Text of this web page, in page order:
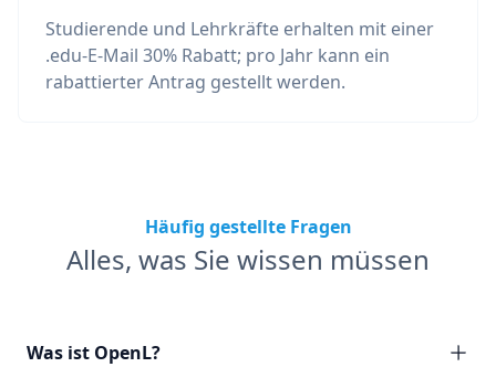
Studierende und Lehrkräfte erhalten mit einer
.edu-E-Mail 30% Rabatt; pro Jahr kann ein
rabattierter Antrag gestellt werden.
Häufig gestellte Fragen
Alles, was Sie wissen müssen
Was ist OpenL?